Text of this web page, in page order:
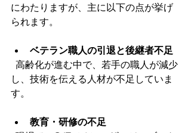
にわたりますが、主に以下の点が挙げ
られます。
ベテラン職人の引退と後継者不足
し、技術を伝える人材が不足していま
す。
教育・研修の不足